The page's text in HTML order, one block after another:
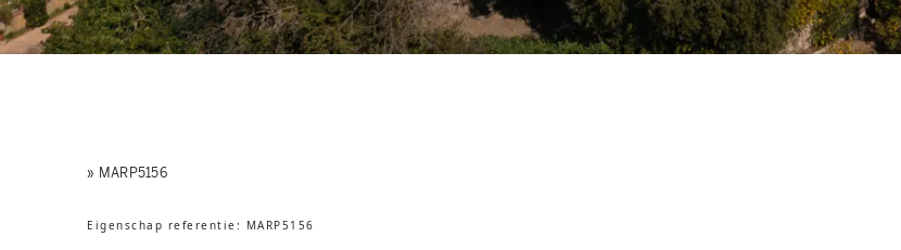
» MARP5156
Eigenschap referentie : MARP5156